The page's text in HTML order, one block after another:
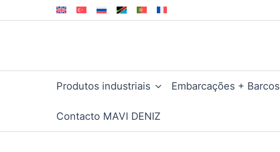
to
Produtos industriais Embarcações + Barcos
Contacto MAVI DENIZ